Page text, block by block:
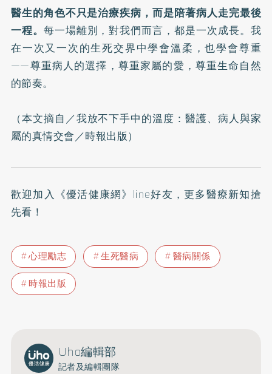
醫生的角色不只是治療疾病，而是陪著病人走完最後
一程。 每一場離別，對我們而言，都是一次成長。我
在一次又一次的生死交界中學會溫柔，也學會尊重
——尊重病人的選擇，尊重家屬的愛，尊重生命自然
的節奏。
（本文摘自／我放不下手中的溫度：醫護、病人與家
屬的真情交會／時報出版）
歡迎加入 《優活健康網》line好友 ，更多醫療新知搶
先看！
心理勵志 生死醫病
醫病關係
時報出版
Uho編輯部
記者及編輯團隊